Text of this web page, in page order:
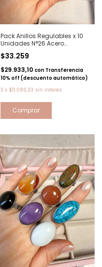
Pack Anillos Regulables x 10
Unidades N°26 Acero
$33.259
$29.933,10 con Transferencia
10% off (descuento automático)
3 x $11.086,33 sin interés